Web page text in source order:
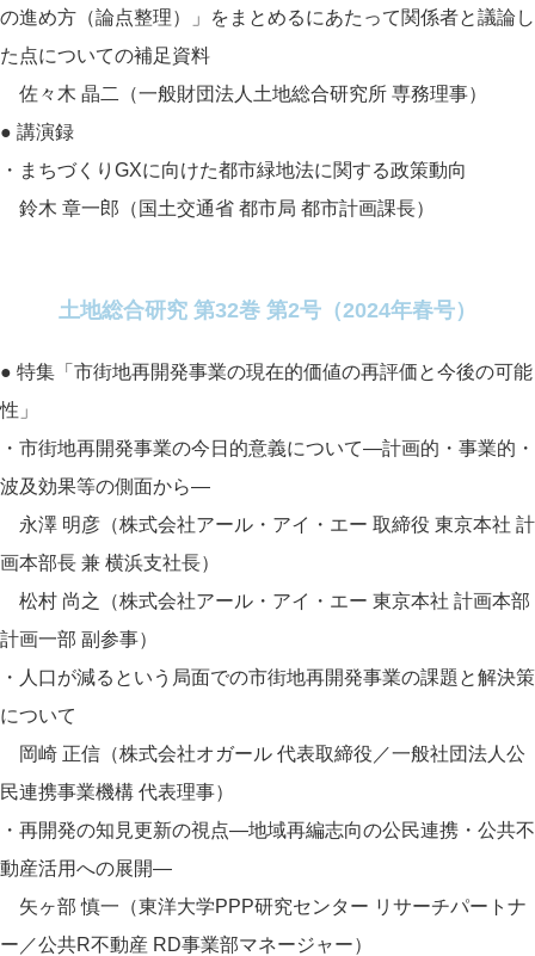
の進め方（論点整理）」をまとめるにあたって関係者と議論し
た点についての補足資料
佐々木 晶二（一般財団法人土地総合研究所 専務理事）
● 講演録
・まちづくりGXに向けた都市緑地法に関する政策動向
鈴木 章一郎（国土交通省 都市局 都市計画課長）
土地総合研究 第32巻 第2号（2024年春号）
● 特集「市街地再開発事業の現在的価値の再評価と今後の可能
性」
・市街地再開発事業の今日的意義について―計画的・事業的・
波及効果等の側面から―
永澤 明彦（株式会社アール・アイ・エー 取締役 東京本社 計
画本部長 兼 横浜支社長）
松村 尚之（株式会社アール・アイ・エー 東京本社 計画本部
計画一部 副参事）
・人口が減るという局面での市街地再開発事業の課題と解決策
について
岡崎 正信（株式会社オガール 代表取締役／一般社団法人公
民連携事業機構 代表理事）
・再開発の知見更新の視点―地域再編志向の公民連携・公共不
動産活用への展開―
矢ヶ部 慎一（東洋大学PPP研究センター リサーチパートナ
ー／公共R不動産 RD事業部マネージャー）